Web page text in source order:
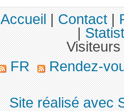
Accueil|Contact|
|
FR
Rendez-
Site réalisé avec